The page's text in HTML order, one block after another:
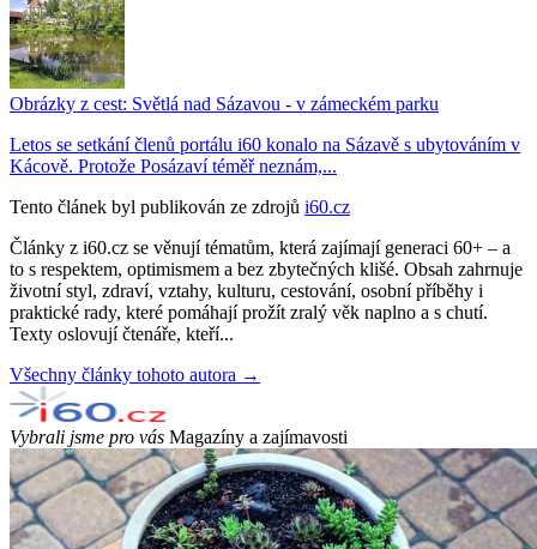
Obrázky z cest: Světlá nad Sázavou - v zámeckém parku
Letos se setkání členů portálu i60 konalo na Sázavě s ubytováním v
Kácově. Protože Posázaví téměř neznám,...
Tento článek byl publikován ze zdrojů i60.cz
Články z i60.cz se věnují tématům, která zajímají generaci 60+ – a
to s respektem, optimismem a bez zbytečných klišé. Obsah zahrnuje
životní styl, zdraví, vztahy, kulturu, cestování, osobní příběhy i
praktické rady, které pomáhají prožít zralý věk naplno a s chutí.
Texty oslovují čtenáře, kteří...
Všechny články tohoto autora →
Vybrali jsme pro vás Magazíny a zajímavosti